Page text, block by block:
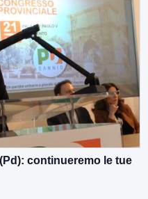
continueremo le tue